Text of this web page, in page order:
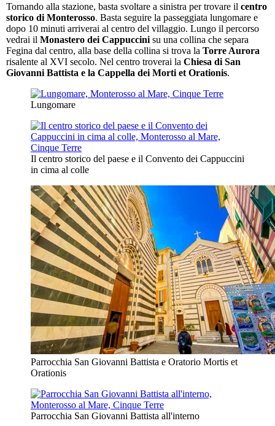
Tornando alla stazione, basta svoltare a sinistra per trovare il centro
storico di Monterosso. Basta seguire la passeggiata lungomare e
dopo 10 minuti arriverai al centro del villaggio. Lungo il percorso
vedrai il Monastero dei Cappuccini su una collina che separa
Fegina dal centro, alla base della collina si trova la Torre Aurora
risalente al XVI secolo. Nel centro troverai la Chiesa di San
Giovanni Battista e la Cappella dei Morti et Orationis.
Lungomare
Il centro storico del paese e il Convento dei Cappuccini
in cima al colle
Parrocchia San Giovanni Battista e Oratorio Mortis et
Orationis
Parrocchia San Giovanni Battista all'interno